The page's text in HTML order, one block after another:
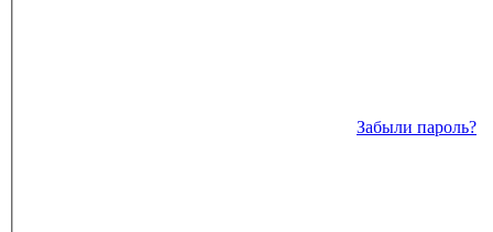
Забыли пароль?